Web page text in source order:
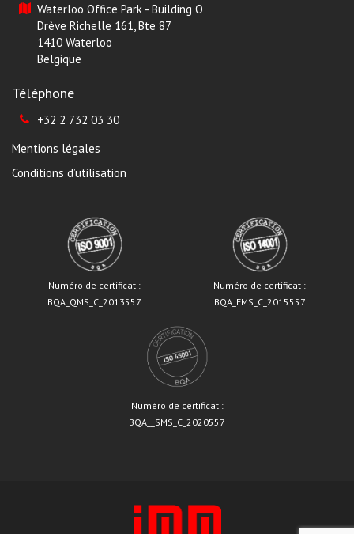
Waterloo Office Park - Building O
Drève Richelle 161, Bte 87
1410 Waterloo
Belgique
Téléphone
+32 2 732 03 30
Mentions légales
Conditions d’utilisation
Numéro de certificat :
BQA_QMS_C_2013557
Numéro de certificat :
BQA_EMS_C_2015557
Numéro de certificat :
BQA__SMS_C_2020557